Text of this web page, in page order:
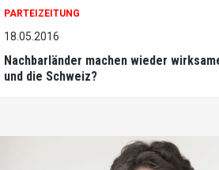
PARTEIZEITUNG
18.05.2016
Nachbarländer machen wieder
und die Schweiz?